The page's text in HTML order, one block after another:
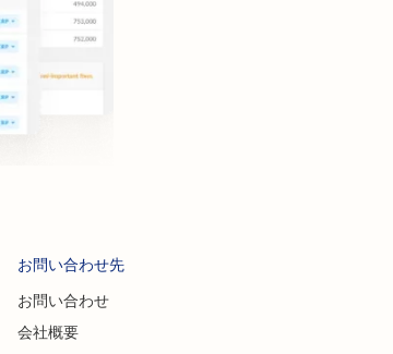
お問い合わせ先
お問い合わせ
会社概要